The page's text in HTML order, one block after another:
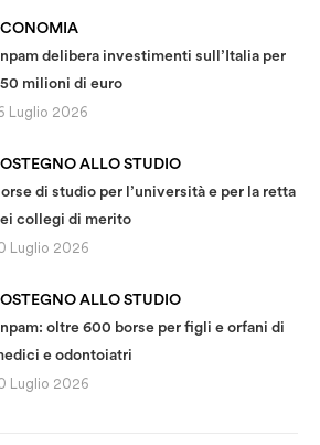
delibera investimenti sull’Italia per
milioni di euro
Luglio 2026
ALLO STUDIO
di studio per l’università e per la retta
collegi di merito
Luglio 2026
ALLO STUDIO
oltre 600 borse per figli e orfani di
e odontoiatri
Luglio 2026